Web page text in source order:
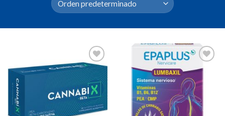
Añadir
a la
lista de
deseos
Añadir
lista de
deseos